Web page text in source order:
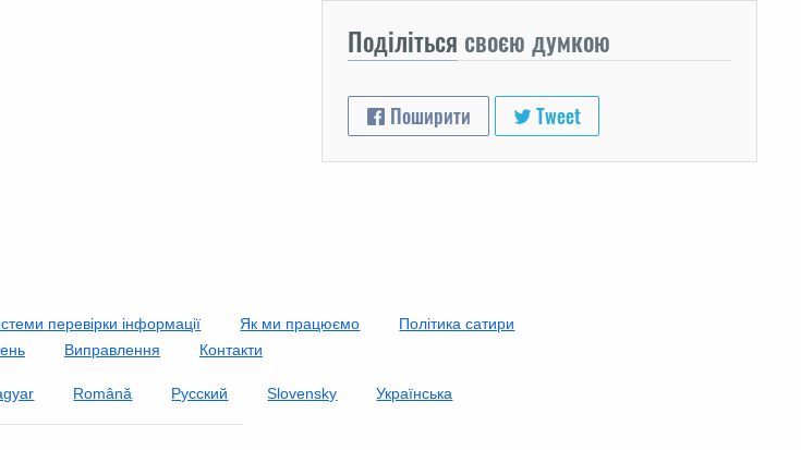
Поділіться своєю думкою
Поширити Tweet
перевірки інформації Як ми працюємо
Політика сатири
Виправлення Контакти
Română Русский Slovensky Українська